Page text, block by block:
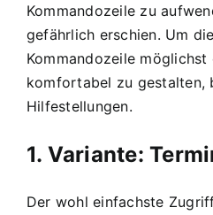
Kommandozeile zu
gefährlich erschien. Um
Kommandozeile möglichst
komfortabel zu gestalten,
Hilfestellungen.
1. Variante:
Der wohl einfachste